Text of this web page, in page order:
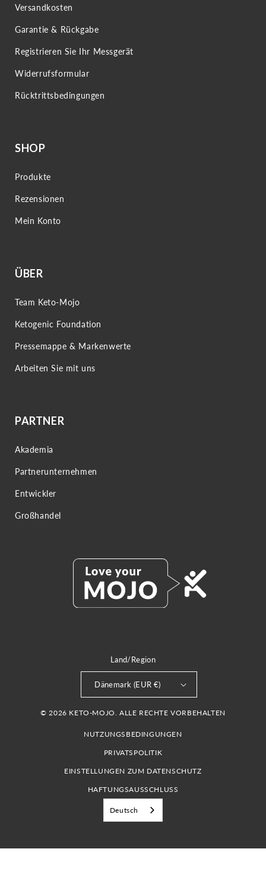
Versandkosten
Garantie & Rückgabe
Registrieren Sie Ihr Messgerät
Widerrufsformular
Rücktrittsbedingungen
SHOP
Produkte
Rezensionen
Mein Konto
ÜBER
Team Keto-Mojo
Ketogenic Foundation
Pressemappe & Markenwerte
Arbeiten Sie mit uns
PARTNER
Akademia
Partnerunternehmen
Entwickler
Großhandel
Land/Region
Dänemark (EUR €)
© 2026 KETO-MOJO. ALLE RECHTE VORBEHALTEN
NUTZUNGSBEDINGUNGEN
PRIVATSPOLITIK
EINSTELLUNGEN ZUM DATENSCHUTZ
HAFTUNGSAUSSCHLUSS
Deutsch